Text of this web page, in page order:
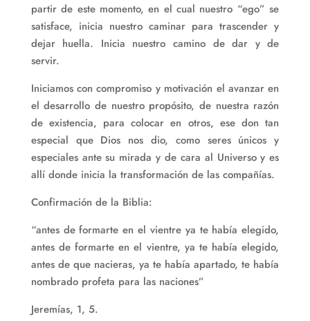
partir de este momento, en el cual nuestro “ego” se
satisface, inicia nuestro caminar para trascender y
dejar huella. Inicia nuestro camino de dar y de
servir.
Iniciamos con compromiso y motivación el avanzar en
el desarrollo de nuestro propósito, de nuestra razón
de existencia, para colocar en otros, ese don tan
especial que Dios nos dio, como seres únicos y
especiales ante su mirada y de cara al Universo y es
allí donde inicia la transformación de las compañías.
Confirmación de la Biblia:
“antes de formarte en el vientre ya te había elegido,
antes de formarte en el vientre, ya te había elegido,
antes de que nacieras, ya te había apartado, te había
nombrado profeta para las naciones”
Jeremías, 1, 5.